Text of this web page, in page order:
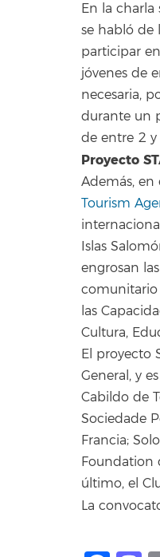
En la charla
se habló de
participar
jóvenes de
necesaria,
durante un
de entre 2 y
Proyecto
Además, en
Tourism
Islas
engrosan
comunitario
las
Cultura,
El proyecto
General, y
Cabildo de
Sociedade
Francia;
Foundation
último, el
La